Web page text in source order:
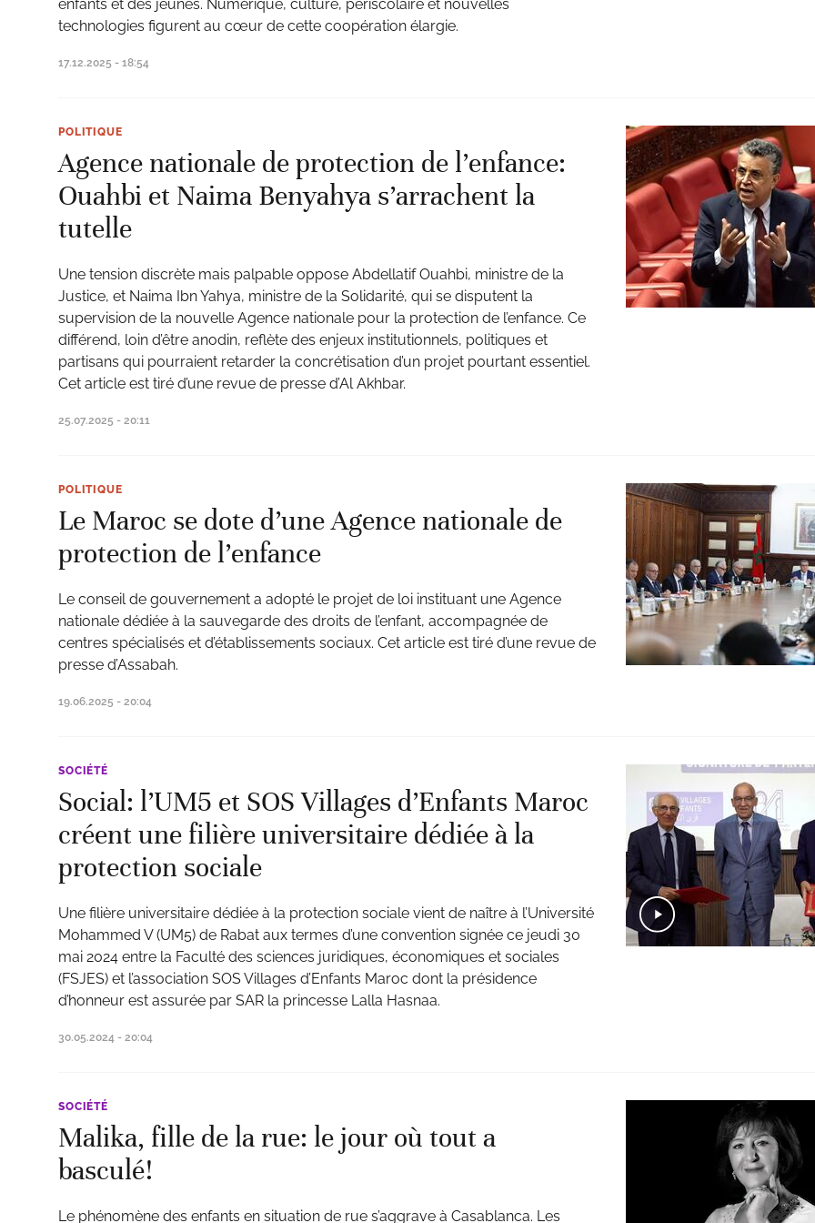
enfants et des jeunes. Numérique, culture, périscolaire et nouvelles
technologies figurent au cœur de cette coopération élargie.
17.12.2025 - 18:54
POLITIQUE
Agence nationale de protection de l’enfance:
Ouahbi et Naima Benyahya s’arrachent la
tutelle
Une tension discrète mais palpable oppose Abdellatif Ouahbi, ministre de la
Justice, et Naima Ibn Yahya, ministre de la Solidarité, qui se disputent la
supervision de la nouvelle Agence nationale pour la protection de l’enfance. Ce
différend, loin d’être anodin, reflète des enjeux institutionnels, politiques et
partisans qui pourraient retarder la concrétisation d’un projet pourtant essentiel.
Cet article est tiré d’une revue de presse d’Al Akhbar.
25.07.2025 - 20:11
POLITIQUE
Le Maroc se dote d’une Agence nationale de
protection de l’enfance
Le conseil de gouvernement a adopté le projet de loi instituant une Agence
nationale dédiée à la sauvegarde des droits de l’enfant, accompagnée de
centres spécialisés et d’établissements sociaux. Cet article est tiré d’une revue de
presse d’Assabah.
19.06.2025 - 20:04
SOCIÉTÉ
Social: l’UM5 et SOS Villages d’Enfants Maroc
créent une filière universitaire dédiée à la
protection sociale
Une filière universitaire dédiée à la protection sociale vient de naître à l’Université
Mohammed V (UM5) de Rabat aux termes d’une convention signée ce jeudi 30
mai 2024 entre la Faculté des sciences juridiques, économiques et sociales
(FSJES) et l’association SOS Villages d’Enfants Maroc dont la présidence
d’honneur est assurée par SAR la princesse Lalla Hasnaa.
30.05.2024 - 20:04
SOCIÉTÉ
Malika, fille de la rue: le jour où tout a
basculé!
Le phénomène des enfants en situation de rue s’aggrave à Casablanca. Les